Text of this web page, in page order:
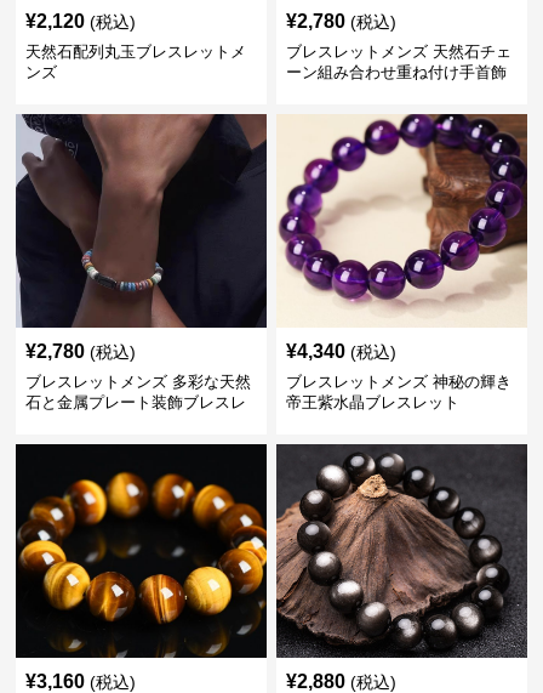
¥2,120 (税込)
天然石配列丸玉ブレスレットメ
ンズ
¥2,780 (税込)
ブレスレットメンズ 天然石チェ
ーン組み合わせ重ね付け手首飾
¥2,780 (税込)
ブレスレットメンズ 多彩な天然
石と金属プレート装飾ブレスレ
¥4,340 (税込)
ブレスレットメンズ 神秘の輝き
帝王紫水晶ブレスレット
¥3,160 (税込) ¥2,880 (税込)